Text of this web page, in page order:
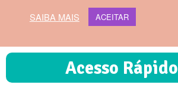
SAIBA MAIS
ACEITAR
Acesso Rápido